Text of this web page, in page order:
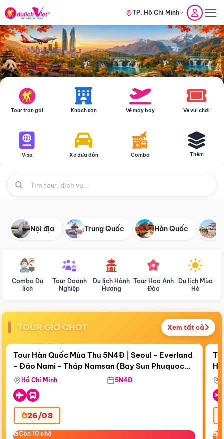
TP. Hồ Chí Minh
Tour trọn gói Khách sạn Vé máy bay Vé vui chơi
Visa Xe đưa đón Combo Thêm
Nội địa Trung Quốc Hàn Quốc
Combo Du
lịch
Tour Doanh
Nghiệp
Du lịch Hành
Hương
Tour Hoa Anh
Đào
Du lịch Mùa
Hè
TOUR GIỜ CHÓT Xem tất cả
Còn17 ngày 19:19:41
Bay Sun Phuquoc Airways
Điểm nổi bật
Tour Hàn Quốc Mùa Thu 5N4Đ | Seoul - Everland
- Đảo Nami - Tháp Namsan (Bay Sun Phuquoc
Airways)
Hồ Chí Minh 5N4Đ
26/08
Còn 10 chỗ
Còn 10 chỗ